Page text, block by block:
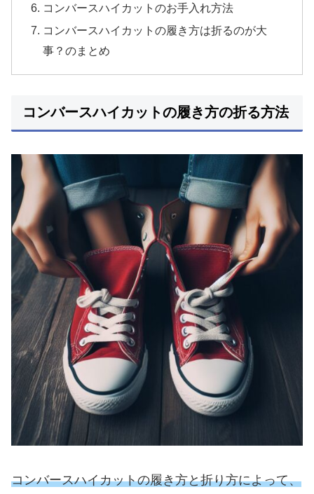
コンバースハイカットのお手入れ方法
コンバースハイカットの履き方は折るのが大
事？のまとめ
コンバースハイカットの履き方の折る方法
コンバースハイカットの履き方と折り方によって、